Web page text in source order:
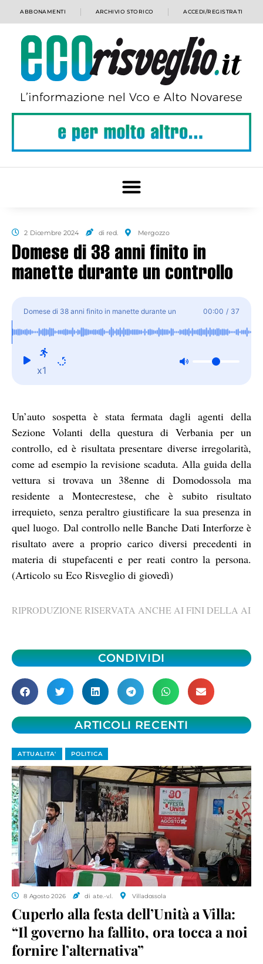
ABBONAMENTI ARCHIVIO STORICO ACCEDI/REGISTRATI
2 Dicembre 2024 di red. Mergozzo
Domese di 38 anni finito in
manette durante un controllo
Domese di 38 anni finito in manette durante un
controllo
00:00 / 37
x1
Un’auto sospetta è stata fermata dagli agenti della
Sezione Volanti della questura di Verbania per un
controllo, ed è risultata presentare diverse irregolarità,
come ad esempio la revisione scaduta. Alla guida della
vettura si trovava un 38enne di Domodossola ma
residente a Montecrestese, che è subito risultato
irrequieto, senza peraltro giustificare la sua presenza in
quel luogo. Dal controllo nelle Banche Dati Interforze è
risultato avere a proprio carico diversi precedenti in
materia di stupefacenti e per reati contro la persona.
(Articolo su Eco Risveglio di giovedì)
RIPRODUZIONE RISERVATA ANCHE AI FINI DELLA AI
CONDIVIDI
ARTICOLI RECENTI
ATTUALITA' POLITICA
8 Agosto 2026 di a.te.-v.l. Villadossola
Cuperlo alla festa dell’Unità a Villa:
“Il governo ha fallito, ora tocca a noi
fornire l’alternativa”